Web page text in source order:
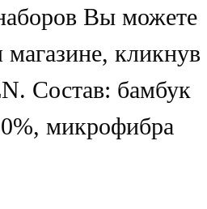
Вы можете
кликнув
Состав: бамбук
микрофибра